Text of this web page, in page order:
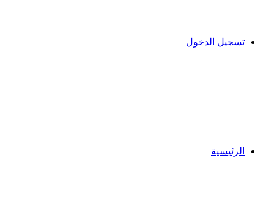
تسجيل الدخول
الرئيسية